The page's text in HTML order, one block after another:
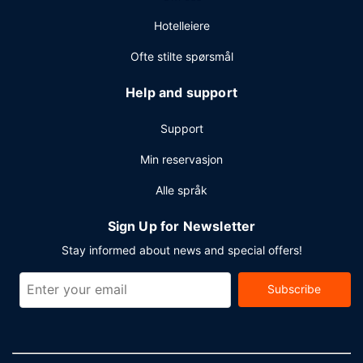
Harbour? Som en av dette hotellet sine gjester tilbys du
møte- og konferanserom på opp til 1640 kvadratmeter,
blant annet konferanserom og 9 møterom.
Hotelleiere
Ofte stilte spørsmål
Help and support
Support
Min reservasjon
Alle språk
Sign Up for Newsletter
Stay informed about news and special offers!
Subscribe